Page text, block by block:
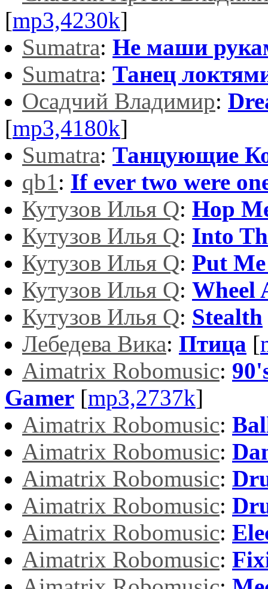
[mp3,4230k]
Sumatra: Не маши
Sumatra: Танец
Осадчий Владимир:
[mp3,4180k]
Sumatra: Танцующие
qb1: If ever two were
Кутузов Илья Q: Hop
Кутузов Илья Q: Into
Кутузов Илья Q: Put
Кутузов Илья Q: Wheel
Кутузов Илья Q: Stealth
Лебедева Вика: Птица [
Aimatrix Robomusic:
Gamer [mp3,2737k]
Aimatrix Robomusic:
Aimatrix Robomusic:
Aimatrix Robomusic:
Aimatrix Robomusic:
Aimatrix Robomusic:
Aimatrix Robomusic: